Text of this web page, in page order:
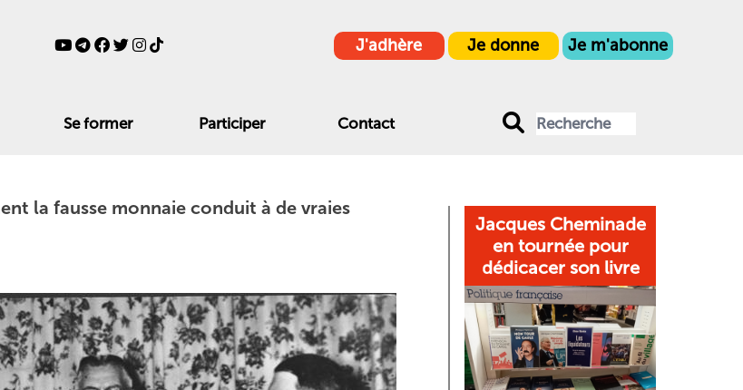
J'adhère Je donne Je m'abonne
Se former Participer Contact
la fausse monnaie conduit à de vraies
Jacques Cheminade
en tournée pour
dédicacer son livre